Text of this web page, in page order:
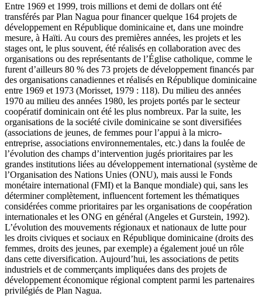
Entre 1969 et 1999, trois millions et demi de dollars ont été
transférés par Plan Nagua pour financer quelque 164 projets de
développement en République dominicaine et, dans une moindre
mesure, à Haïti. Au cours des premières années, les projets et les
stages ont, le plus souvent, été réalisés en collaboration avec des
organisations ou des représentants de l’Église catholique, comme le
furent d’ailleurs 80 % des 73 projets de développement financés par
des organisations canadiennes et réalisés en République dominicaine
entre 1969 et 1973 (Morisset, 1979 : 118). Du milieu des années
1970 au milieu des années 1980, les projets portés par le secteur
coopératif dominicain ont été les plus nombreux. Par la suite, les
organisations de la société civile dominicaine se sont diversifiées
(associations de jeunes, de femmes pour l’appui à la micro-
entreprise, associations environnementales, etc.) dans la foulée de
l’évolution des champs d’intervention jugés prioritaires par les
grandes institutions liées au développement international (système de
l’Organisation des Nations Unies (ONU), mais aussi le Fonds
monétaire international (FMI) et la Banque mondiale) qui, sans les
déterminer complètement, influencent fortement les thématiques
considérées comme prioritaires par les organisations de coopération
internationales et les ONG en général (Angeles et Gurstein, 1992).
L’évolution des mouvements régionaux et nationaux de lutte pour
les droits civiques et sociaux en République dominicaine (droits des
femmes, droits des jeunes, par exemple) a également joué un rôle
dans cette diversification. Aujourd’hui, les associations de petits
industriels et de commerçants impliquées dans des projets de
développement économique régional comptent parmi les partenaires
privilégiés de Plan Nagua.